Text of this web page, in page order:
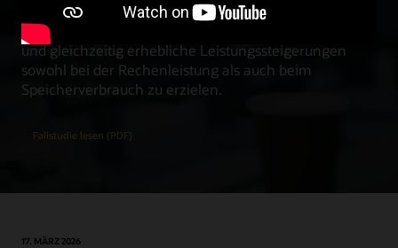
gelang es dem Oracle Fusion-Team, die zuvor
erstellten Entwurfsmuster und den Code beizubehalten
und gleichzeitig erhebliche Leistungssteigerungen
sowohl bei der Rechenleistung als auch beim
Speicherverbrauch zu erzielen.
Fallstudie lesen (PDF)
17. MÄRZ 2026